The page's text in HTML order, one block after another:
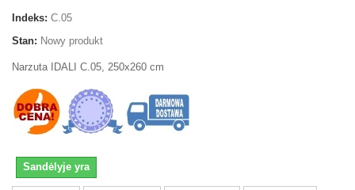
Indeks: C.05
Stan: Nowy produkt
Narzuta IDALI C.05, 250x260 cm
Sandėlyje yra